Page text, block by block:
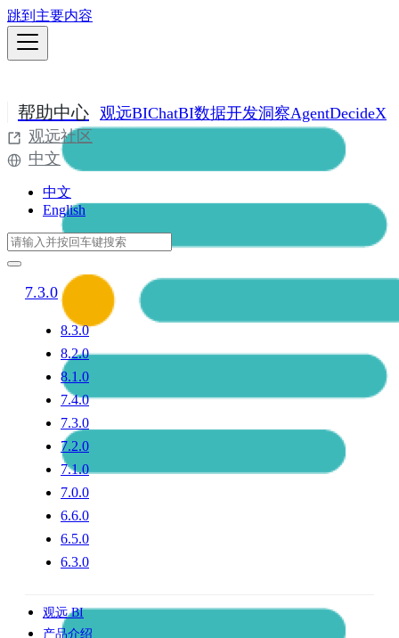
跳到主要内容
帮助中心 观远BIChatBI数据开发洞察AgentDecideX
观远社区
中文
中文
English
7.3.0
8.3.0
8.2.0
8.1.0
7.4.0
7.3.0
7.2.0
7.1.0
7.0.0
6.6.0
6.5.0
6.3.0
观远 BI
产品介绍